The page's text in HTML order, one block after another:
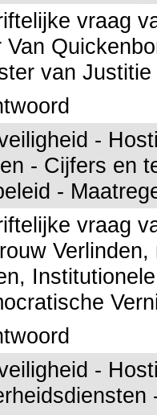
vraag
Van
van
-
- Cijfers en
-
vraag
-